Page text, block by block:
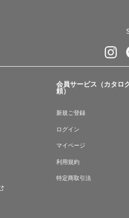
会員サービス（カタロ
頼）
新規ご登録
ログイン
マイページ
利用規約
特定商取引法